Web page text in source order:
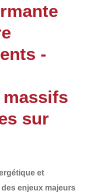
-
sur
et
enjeux majeurs